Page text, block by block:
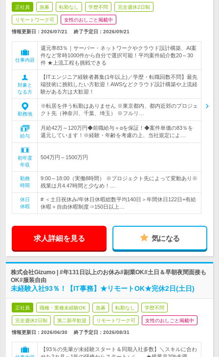
正社員 急募 転勤なし 学歴不問 完全週休2日制
リモートワーク可 女性のおしごと掲載中
情報更新日：2026/07/21 終了予定日： 2026/09/21
仕事内容
還元率83％｜サーバー・ネットワークやクラウド設計構築、AI案
件など常時1000件から自分で選択可能！平均案件紹介数20～30
件 ★上流工程も挑戦できる
対象と
なる方
【ITエンジニア経験者募集(1年以上)／学歴・転職回数不問】最先
端技術に挑戦したい方歓迎！AWSなどクラウド設計構築や上流経
験がある方は大歓迎！
勤務地
※転居を伴う転勤はありません ※東京都内、都内近郊のプロジェ
クト先（神奈川、千葉、埼玉） ※フルリ…
給与
月給42万～120万円◆前職給与＋αを保証！◆案件単価の83％を
還元しています！※経験・年齢を考慮の上、当社規定によ…
初年度
年収
504万円～1500万円
勤務
時間
9:00～18:00（実働8時間） ※プロジェクト先によって変動あり※
残業は月4.47時間と少なめ！…
休日
休暇
# ＜土日祝休み/年休日休暇総数平均140日＞年間休日122日+有給
休暇＋自由休暇制度⇒150日以上…
求人詳細を見る 気になる
株式会社Gizumo | #年131日以上のお休み#副業OK#土日＆早朝夜間面接も
OK#服装自由
未経験入社93％！【IT事務】★リモートOK★完休2日(土日)
正社員 職種・業種未経験OK 急募 転勤なし 学歴不問
完全週休2日制 第二新卒歓迎 リモートワーク可 女性のおしごと掲載中
情報更新日：2026/06/30 終了予定日： 2026/08/31
【93％の先輩が未経験スタート＆同期入社多数】＼スキルに合わ